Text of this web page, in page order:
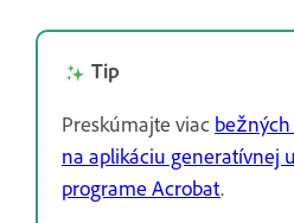
Tip
Preskúmajte viac
na aplikáciu generatívnej
programe Acrobat.